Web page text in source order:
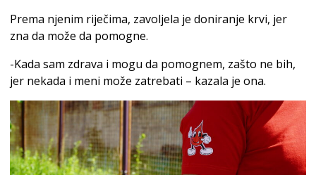
Prema njenim riječima, zavoljela je doniranje krvi, jer
zna da može da pomogne.
-Kada sam zdrava i mogu da pomognem, zašto ne bih,
jer nekada i meni može zatrebati – kazala je ona.